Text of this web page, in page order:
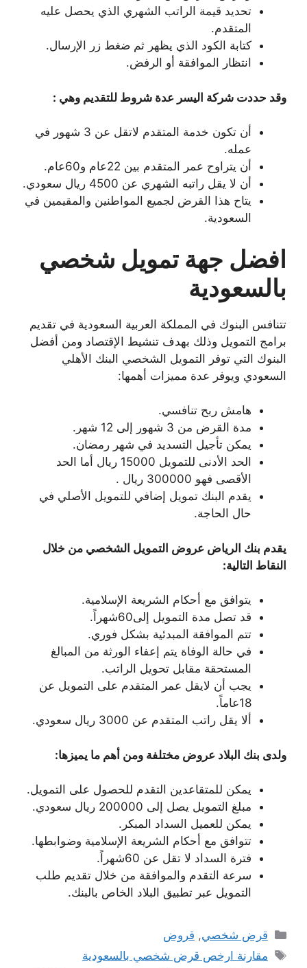
تحديد قيمة الراتب الشهري الذي يحصل عليه
المتقدم.
كتابة الكود الذي يظهر ثم ضغط زر الإرسال.
انتظار الموافقة أو الرفض.
وقد حددت شركة اليسر عدة شروط للتقديم وهي :
أن تكون خدمة المتقدم لاتقل عن 3 شهور في
عمله.
أن يتراوح عمر المتقدم بين 22عام و60عام.
أن لا يقل راتبه الشهري عن 4500 ريال سعودي.
يتاح هذا القرض لجميع المواطنين والمقيمين في
السعودية.
افضل جهة تمويل شخصي
بالسعودية
تتنافس البنوك في المملكة العربية السعودية في تقديم
برامج التمويل وذلك بهدف تنشيط الإقتصاد ومن أفضل
البنوك التي توفر التمويل الشخصي البنك الأهلي
السعودي ويوفر عدة مميزات أهمها:
هامش ربح تنافسي.
مدة القرض من 3 شهور إلى 12 شهر.
يمكن تأجيل التسديد في شهر رمضان.
الحد الأدنى للتمويل 15000 ريال أما الحد
الأقصى فهو 300000 ريال .
يقدم البنك تمويل إضافي للتمويل الأصلي في
حال الحاجة.
يقدم بنك الرياض عروض التمويل الشخصي من خلال
النقاط التالية:
يتوافق مع أحكام الشريعة الإسلامية.
قد تصل مدة التمويل إلى60شهراً.
تتم الموافقة المبدئية بشكل فوري.
في حالة الوفاة يتم إعفاء الورثة من المبالغ
المستحقة مقابل تحويل الراتب.
يجب أن لايقل عمر المتقدم على التمويل عن
18عاماً.
ألا يقل راتب المتقدم عن 3000 ريال سعودي.
ولدى بنك البلاد عروض مختلفة ومن أهم ما يميزها:
يمكن للمتقاعدين التقدم للحصول على التمويل.
مبلغ التمويل يصل إلى 200000 ريال سعودي.
يمكن للعميل السداد المبكر.
تتوافق مع أحكام الشريعة الإسلامية وضوابطها.
فترة السداد لا تقل عن 60شهراً.
سرعة التقدم والموافقة من خلال تقديم طلب
التمويل عبر تطبيق البلاد الخاص بالبنك.
التصنيفات
قرض شخصي, قروض
الوسوم
مقارنة ارخص قرض شخصي بالسعودية